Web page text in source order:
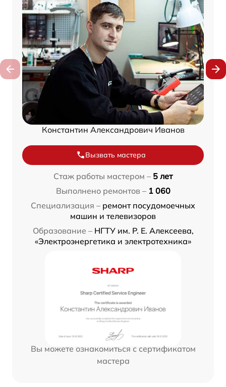
Константин Александрович Иванов
Вызвать мастера
Стаж работы мастером – 5 лет
Выполнено ремонтов – 1 060
Специализация – ремонт посудомоечных
машин и телевизоров
Образование – НГТУ им. Р. Е. Алексеева,
«Электроэнергетика и электротехника»
Вы можете ознакомиться с сертификатом
мастера